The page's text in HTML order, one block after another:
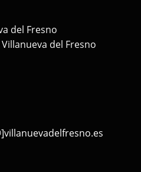
del Fresno
del Fresno